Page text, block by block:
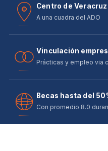
Centro de Veracruz
A una cuadra del ADO
Vinculación
Prácticas y empleo via
Becas hasta del
Con promedio 8.0